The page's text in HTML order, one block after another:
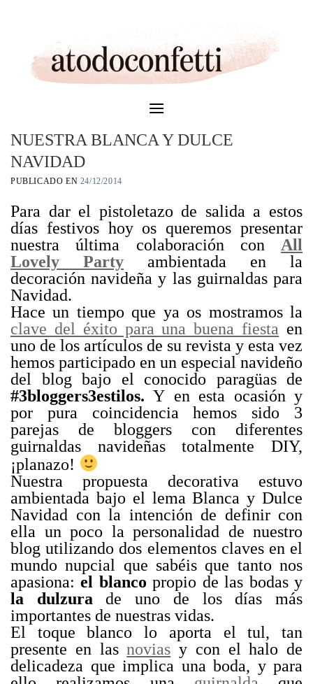
NUESTRA BLANCA Y DULCE
NAVIDAD
PUBLICADO EN 24/12/2014
Para dar el pistoletazo de salida a estos
días festivos hoy os queremos presentar
nuestra última colaboración con All
Lovely Party ambientada en la
decoración navideña y las guirnaldas para
Navidad.
Hace un tiempo que ya os mostramos la
clave del éxito para una buena fiesta en
uno de los artículos de su revista y esta vez
hemos participado en un especial navideño
del blog bajo el conocido paragüas de
#3bloggers3estilos.Y en esta ocasión y
por pura coincidencia hemos sido 3
parejas de bloggers con diferentes
guirnaldas navideñas totalmente DIY,
¡planazo!
Nuestra propuesta decorativa estuvo
ambientada bajo el lema Blanca y Dulce
Navidad con la intención de definir con
ella un poco la personalidad de nuestro
blog utilizando dos elementos claves en el
mundo nupcial que sabéis que tanto nos
apasiona:el blanco propio de las bodas y
la dulzura de uno de los días más
importantes de nuestras vidas.
El toque blanco lo aporta el tul, tan
presente en lasnovias y con el halo de
delicadeza que implica una boda, y para